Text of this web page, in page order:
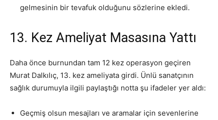
gelmesinin bir tevafuk olduğunu sözlerine ekledi.
13. Kez Ameliyat Masasına Yattı
Daha önce burnundan tam 12 kez operasyon geçiren
Murat Dalkılıç, 13. kez ameliyata girdi. Ünlü sanatçının
sağlık durumuyla ilgili paylaştığı notta şu ifadeler yer aldı:
Geçmiş olsun mesajları ve aramalar için sevenlerine